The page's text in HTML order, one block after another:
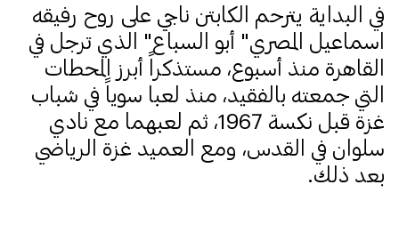
في البداية يترحم الكابتن ناجي على روح رفيقه
اسماعيل المصري" أبو السباع" الذي ترجل في
القاهرة منذ أسبوع، مستذكراً أبرز المحطات
التي جمعته بالفقيد، منذ لعبا سوياً في شباب
غزة قبل نكسة 1967، ثم لعبهما مع نادي
سلوان في القدس، ومع العميد غزة الرياضي
بعد ذلك.